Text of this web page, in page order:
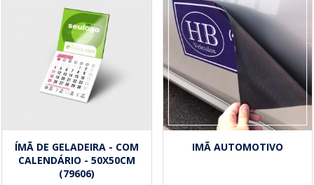
ÍMÃ DE GELADEIRA - COM
CALENDÁRIO - 50X50CM
(79606)
IMÃ AUTOMOTIVO